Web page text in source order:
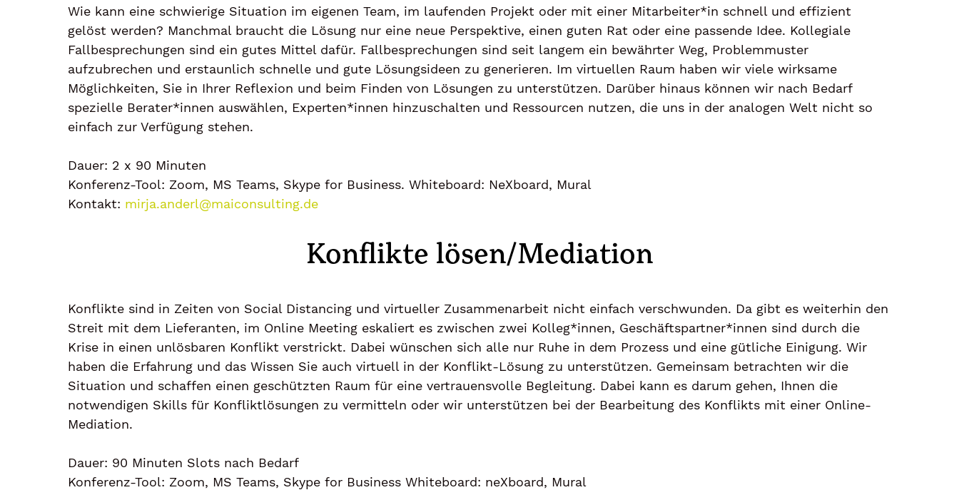
Wie kann eine schwierige Situation im eigenen Team, im laufenden Projekt oder mit einer Mitarbeiter*in schnell und effizient
gelöst werden? Manchmal braucht die Lösung nur eine neue Perspektive, einen guten Rat oder eine passende Idee. Kollegiale
Fallbesprechungen sind ein gutes Mittel dafür. Fallbesprechungen sind seit langem ein bewährter Weg, Problemmuster
aufzubrechen und erstaunlich schnelle und gute Lösungsideen zu generieren. Im virtuellen Raum haben wir viele wirksame
Möglichkeiten, Sie in Ihrer Reflexion und beim Finden von Lösungen zu unterstützen. Darüber hinaus können wir nach Bedarf
spezielle Berater*innen auswählen, Experten*innen hinzuschalten und Ressourcen nutzen, die uns in der analogen Welt nicht so
einfach zur Verfügung stehen.
Dauer: 2 x 90 Minuten
Konferenz-Tool: Zoom, MS Teams, Skype for Business. Whiteboard: NeXboard, Mural
Kontakt: mirja.anderl@maiconsulting.de
Konflikte lösen/Mediation
Konflikte sind in Zeiten von Social Distancing und virtueller Zusammenarbeit nicht einfach verschwunden. Da gibt es weiterhin den
Streit mit dem Lieferanten, im Online Meeting eskaliert es zwischen zwei Kolleg*innen, Geschäftspartner*innen sind durch die
Krise in einen unlösbaren Konflikt verstrickt. Dabei wünschen sich alle nur Ruhe in dem Prozess und eine gütliche Einigung. Wir
haben die Erfahrung und das Wissen Sie auch virtuell in der Konflikt-Lösung zu unterstützen. Gemeinsam betrachten wir die
Situation und schaffen einen geschützten Raum für eine vertrauensvolle Begleitung. Dabei kann es darum gehen, Ihnen die
notwendigen Skills für Konfliktlösungen zu vermitteln oder wir unterstützen bei der Bearbeitung des Konflikts mit einer Online-
Mediation.
Dauer: 90 Minuten Slots nach Bedarf
Konferenz-Tool: Zoom, MS Teams, Skype for Business Whiteboard: neXboard, Mural